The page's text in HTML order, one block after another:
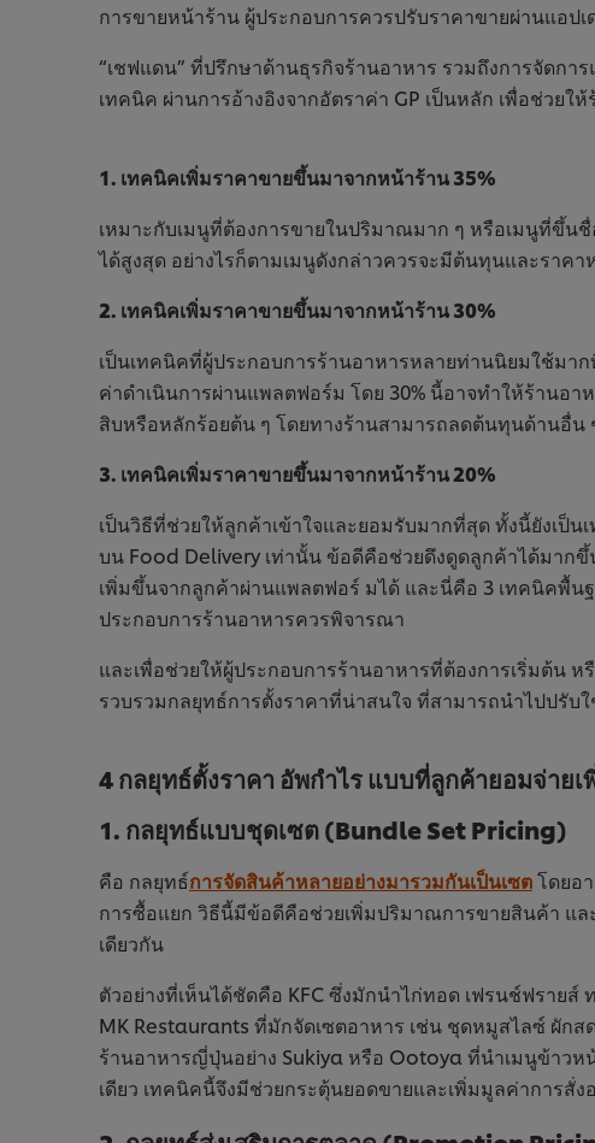
การขายหน้าร้าน ผู้ประกอบการควรปรับราคาขายผ่านแอป
“เชฟแดน” ที่ปรึกษาด้านธุรกิจร้านอาหาร รวมถึงการจัดก
เทคนิค ผ่านการอ้างอิงจากอัตราค่า GP เป็นหลัก เพื่อช่วย
1. เทคนิคเพิ่มราคาขายขึ้นมาจากหน้าร้าน 35%
เหมาะกับเมนูที่ต้องการขายในปริมาณมาก ๆ หรือเมนูที่ขึ้น
ได้สูงสุด อย่างไรก็ตามเมนูดังกล่าวควรจะมีต้นทุนและราค
2. เทคนิคเพิ่มราคาขายขึ้นมาจากหน้าร้าน 30%
เป็นเทคนิคที่ผู้ประกอบการร้านอาหารหลายท่านนิยมใช้มา
ค่าดำเนินการผ่านแพลตฟอร์ม โดย 30% นี้อาจทำให้ร้านอา
สิบหรือหลักร้อยต้น ๆ โดยทางร้านสามารถลดต้นทุนด้านอื่
3. เทคนิคเพิ่มราคาขายขึ้นมาจากหน้าร้าน 20%
เป็นวิธีที่ช่วยให้ลูกค้าเข้าใจและยอมรับมากที่สุด ทั้งนี้ยังเป็
บน Food Delivery เท่านั้น ข้อดีคือช่วยดึงดูดลูกค้าได้มาก
เพิ่มขึ้นจากลูกค้าผ่านแพลตฟอร์ มได้ และนี่คือ 3 เทคนิคพื้นฐ
ประกอบการร้านอาหารควรพิจารณา
และเพื่อช่วยให้ผู้ประกอบการร้านอาหารที่ต้องการเริ่มต้น
รวบรวมกลยุทธ์การตั้งราคาที่น่าสนใจ ที่สามารถนำไปปรั
4 กลยุทธ์ตั้งราคา อัพกำไร แบบที่ลูกค้ายอมจ่ายเ
1. กลยุทธ์แบบชุดเซต (Bundle Set Pricing)
คือ กลยุทธ์การจัดสินค้าหลายอย่างมารวมกันเป็นเซตโดยอ
การซื้อแยก วิธีนี้มีข้อดีคือช่วยเพิ่มปริมาณการขายสินค้า แล
เดียวกัน
ตัวอย่างที่เห็นได้ชัดคือ KFC ซึ่งมักนำไก่ทอด เฟรนช์ฟราย
MK Restaurants ที่มักจัดเซตอาหาร เช่น ชุดหมูสไลซ์ ผัก
ร้านอาหารญี่ปุ่นอย่าง Sukiya หรือ Ootoya ที่นำเมนูข้าว
เดียว เทคนิคนี้จึงมีช่วยกระตุ้นยอดขายและเพิ่มมูลค่าการสั่